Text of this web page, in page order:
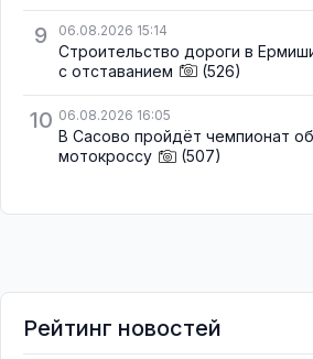
9 06.08.2026 15:14
Строительство дороги в
с отставанием
(526)
10 06.08.2026 16:05
В Сасово пройдёт чемпионат
мотокроссу
(507)
Рейтинг новостей